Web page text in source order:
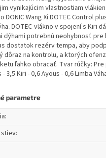
vynikajúcim vlastnostiam
DONIC Wang Xi DOTEC Control
DOTEC-vlákno v spojení s Kiri
dýhami potrebnú neohybnosť pre
dostatok rezérv tempa, aby
dôraz na kontrolu, a ktorých
ľahko obracať. Tvar rúčky: Pre
- 3,5 Kiri - 0,6 Ayous - 0,6 Limba
parametre
:
: